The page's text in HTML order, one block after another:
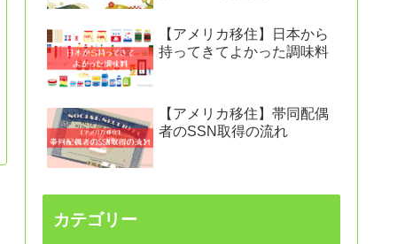
【アメリカ移住】日本から
持ってきてよかった調味料
【アメリカ移住】帯同配偶
者のSSN取得の流れ
カテゴリー